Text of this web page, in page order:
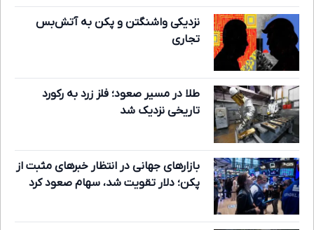
نزدیکی واشنگتن و پکن به آتش‌بس
تجاری
طلا در مسیر صعود؛ فلز زرد به رکورد
تاریخی نزدیک شد
بازارهای جهانی در انتظار خبرهای مثبت از
پکن؛ دلار تقویت شد، سهام صعود کرد